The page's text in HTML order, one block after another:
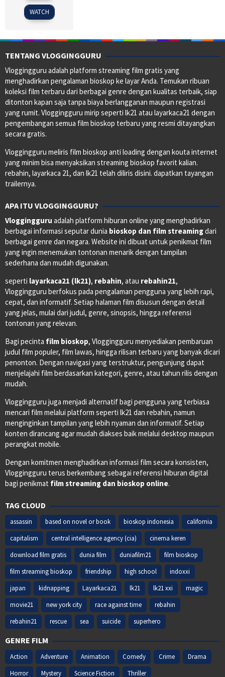
2017
WATCH
TENTANG VLOGGINGGURU
Vloggingguru adalah platform streaming film gratis yang
menghadirkan pengalaman bioskop ke layar Anda. Temukan ribuan
koleksi film terbaru dari berbagai genre dengan kualitas terbaik, siap
ditonton kapan saja tanpa biaya berlangganan maupun registrasi
yang rumit. Vloggingguru mirip seperti lk21 atau layarkaca21 dengan
pengembangan semua film bioskop terbaru yang resmi ditayangkan
secara gratis.
Vloggingguru meliris film bioskop anti loading dengan kouta internet
yang minim bisa menyaksikan streaming bioskop favorit kalian.
rebahin, layarkaca 21, dan lk21 telah diliris disini. dapatkan tayangan
trailernya.
APA ITU VLOGGINGGURU?
Vloggingguru adalah platform hiburan online yang menghadirkan
berbagai informasi seputar dunia bioskop dan film streamingdari
berbagai genre dan negara. Website ini dibuat untuk penikmat film
yang ingin menemukan tontonan menarik dengan tampilan
sederhana dan mudah digunakan.
seperti layarkaca21 (lk21), rebahin, atau rebahin21,
Vloggingguru berfokus pada pengalaman pengguna yang lebih rapi,
cepat, dan informatif. Setiap halaman film disusun dengan detail
yang jelas, mulai dari judul, genre, sinopsis, hingga referensi
tontonan yang relevan.
Bagi pecinta film bioskop, Vloggingguru menyediakan pembaruan
judul film populer, film lawas, hingga rilisan terbaru yang banyak dicari
penonton. Dengan navigasi yang terstruktur, pengunjung dapat
menjelajahi film berdasarkan kategori, genre, atau tahun rilis dengan
mudah.
Vloggingguru juga menjadi alternatif bagi pengguna yang terbiasa
mencari film melalui platform seperti lk21 dan rebahin, namun
menginginkan tampilan yang lebih nyaman dan informatif. Setiap
konten dirancang agar mudah diakses baik melalui desktop maupun
perangkat mobile.
Dengan komitmen menghadirkan informasi film secara konsisten,
Vloggingguru terus berkembang sebagai referensi hiburan digital
bagi penikmat film streaming dan bioskop online.
TAG CLOUD
assassin based on novel or book bioskop indonesia
california
capitalism
central intelligence agency (cia)
cinema keren
download film gratis
dunia film duniafilm21
film bioskop
film streaming bioskop
friendship high school
indoxxi
japan
kidnapping Layarkaca21 lk21 lk21 xxi
magic
movie21
new york city race against time
rebahin
rebahin21
rescue sea suicide superhero
GENRE FILM
Action Adventure Animation Comedy Crime
Drama
Horror
Mystery Science Fiction Thriller